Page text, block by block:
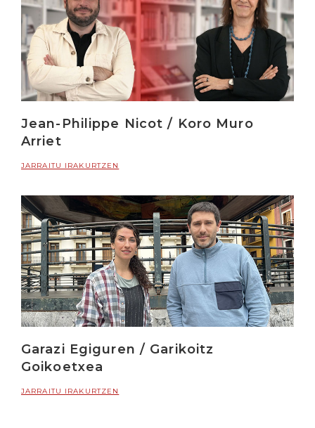
Jean-Philippe Nicot / Koro Muro
Arriet
JARRAITU IRAKURTZEN
Garazi Egiguren / Garikoitz
Goikoetxea
JARRAITU IRAKURTZEN